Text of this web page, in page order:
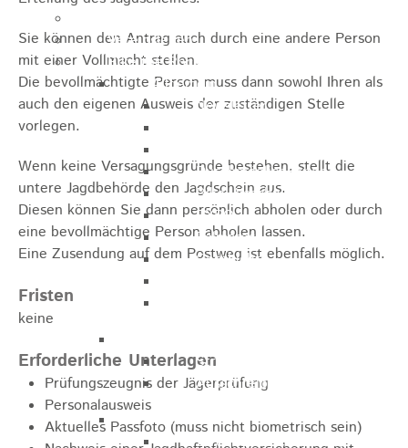
Vereinsleben
Bike the Rock
Allgemein
Newsletter
Duschmöglichkeiten
Bike Waschplatz
EXPO
Palmares
Geschichte
Streckenbeschreibung
Ausschreibung
Marathon
Streckenbeschreibung
Sie können den Antrag auch durch eine andere Person
mit einer Vollmacht stellen.
Die bevollmächtigte Person muss dann sowohl Ihren als
auch den eigenen Ausweis der zuständigen Stelle
vorlegen.
Wenn keine Versagungsgründe bestehen, stellt die
untere Jagdbehörde den Jagdschein aus.
Diesen können Sie dann persönlich abholen oder durch
eine bevollmächtige Person abholen lassen.
Eine Zusendung auf dem Postweg ist ebenfalls möglich.
Fristen
keine
Erforderliche Unterlagen
Prüfungszeugnis der Jägerprüfung
Personalausweis
Aktuelles Passfoto (muss nicht biometrisch sein)